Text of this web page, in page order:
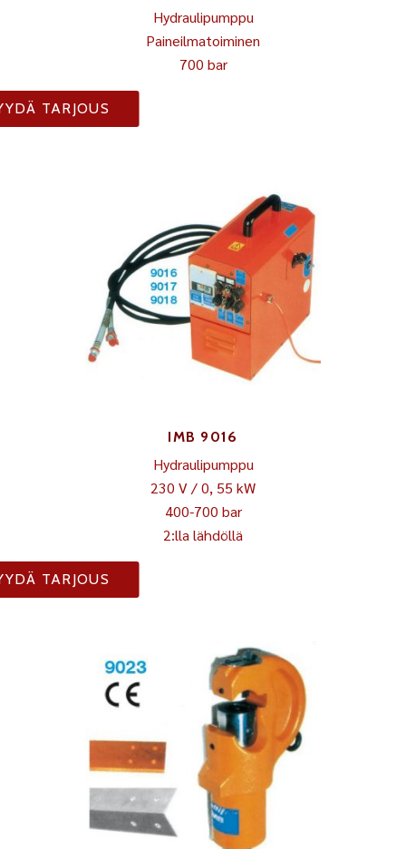
Hydraulipumppu
Paineilmatoiminen
700 bar
TARJOUS
IMB 9016
Hydraulipumppu
230 V / 0, 55 kW
400-700 bar
2:lla lähdöllä
TARJOUS